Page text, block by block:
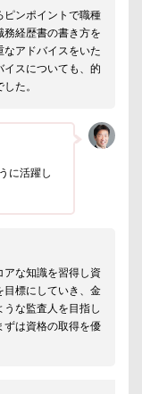
ピンポイントで職種
務経歴書の書き方を
アドバイスをいた
スについても、的
た。
に活躍し
アな知識を習得し資
目標にしていき、金
な監査人を目指し
ずは資格の取得を優